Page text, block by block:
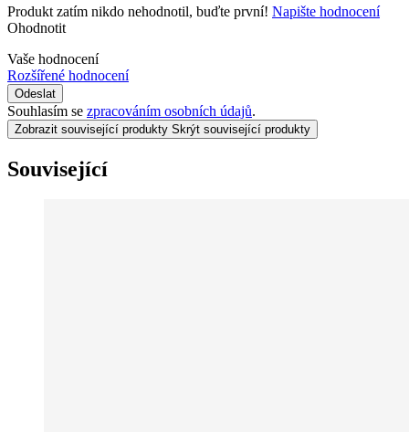
Produkt zatím nikdo nehodnotil, buďte první! Napište hodnocení
Ohodnotit
Vaše hodnocení
Rozšířené hodnocení
Odeslat
Souhlasím se zpracováním osobních údajů.
Zobrazit související produkty Skrýt související produkty
Související